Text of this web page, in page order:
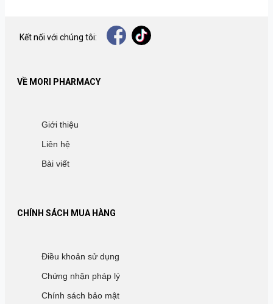
VỀ MORI PHARMACY
Giới thiệu
Liên hệ
Bài viết
CHÍNH SÁCH MUA HÀNG
Điều khoản sử dụng
Chứng nhận pháp lý
Chính sách bảo mật
Kết nối với chúng tôi: